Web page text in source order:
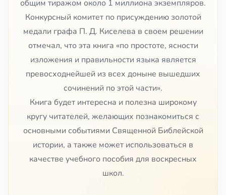
общим тиражом около 1 миллиона экземпляров.
Конкурсный комитет по присуждению золотой
медали графа П. Д. Киселева в своем решении
отмечал, что эта книга «по простоте, ясности
изложения и правильности языка является
превосходнейшей из всех доныне вышедших
сочинений по этой части».
Книга будет интересна и полезна широкому
кругу читателей, желающих познакомиться с
основными событиями Священной Библейской
истории, а также может использоваться в
качестве учебного пособия для воскресных
школ.